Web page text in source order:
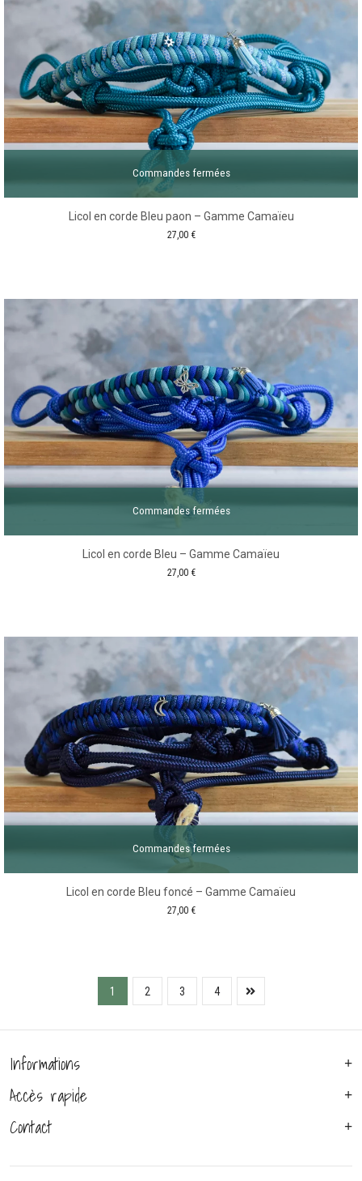
Commandes fermées
Licol en corde Bleu paon – Gamme Camaïeu
27,00 €
Commandes fermées
Licol en corde Bleu – Gamme Camaïeu
27,00 €
Commandes fermées
Licol en corde Bleu foncé – Gamme Camaïeu
27,00 €
1 2 3 4
Informations
Accès rapide
Contact